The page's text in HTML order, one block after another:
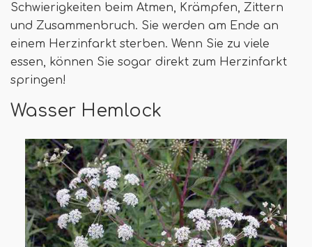
Schwierigkeiten beim Atmen, Krämpfen, Zittern
und Zusammenbruch. Sie werden am Ende an
einem Herzinfarkt sterben. Wenn Sie zu viele
essen, können Sie sogar direkt zum Herzinfarkt
springen!
Wasser Hemlock